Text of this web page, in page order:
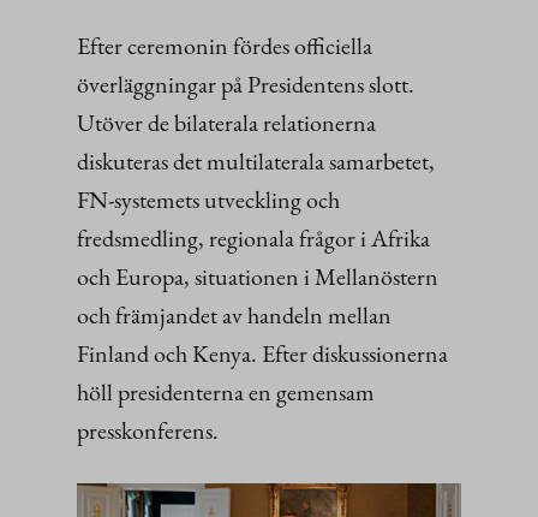
Efter ceremonin fördes officiella
överläggningar på Presidentens slott.
Utöver de bilaterala relationerna
diskuteras det multilaterala samarbetet,
FN-systemets utveckling och
fredsmedling, regionala frågor i Afrika
och Europa, situationen i Mellanöstern
och främjandet av handeln mellan
Finland och Kenya. Efter diskussionerna
höll presidenterna en gemensam
presskonferens.